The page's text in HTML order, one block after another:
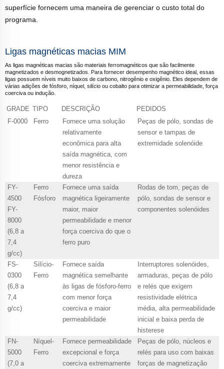
superfície fornecem uma maneira de gerenciar o custo total do
programa.
Ligas magnéticas macias MIM
As ligas magnéticas macias são materiais ferromagnéticos que são facilmente
magnetizados e desmognetizados. Para fornecer desempenho magnético ideal, essas
ligas possuem níveis muito baixos de carbono, nitrogênio e oxigênio. Eles dependem de
várias adições de fósforo, níquel, silício ou cobalto para otimizar a permeabilidade, força
coerciva ou indução.
GRADE TIPO DESCRIÇÃO
PEDIDOS
F-0000
Ferro
Fornece uma solução
relativamente
econômica para alta
saída magnética, com
menor resistência e
dureza
Peças de pólo, sondas de
sensor e tampas de
extremidade solenóide
FY-
4500
FY-
8000
(6,8 a
7,4
g/cc)
Ferro
Fósforo
Fornece uma saída
magnética ligeiramente
maior, maior
permeabilidade e menor
força coerciva do que o
ferro puro
Rodas de tom, peças de
pólo, sondas de sensor e
componentes solenóides
FS-
0300
(6,8 a
7,4
g/cc)
Silício-
Ferro
Fornece saída
magnética semelhante
às ligas de fósforo-ferro
com menor força
coerciva e maior
permeabilidade
Interruptores solenóides,
armaduras, peças de pólo
e relés que exigem
resistividade elétrica
média, alta permeabilidade
inicial e baixa perda de
histerese
FN-
5000
(7,0 a
Níquel-
Ferro
Fornece permeabilidade
excepcional e força
coerciva extremamente
Peças de pólo, núcleos e
relés para uso com baixas
forças de magnetização